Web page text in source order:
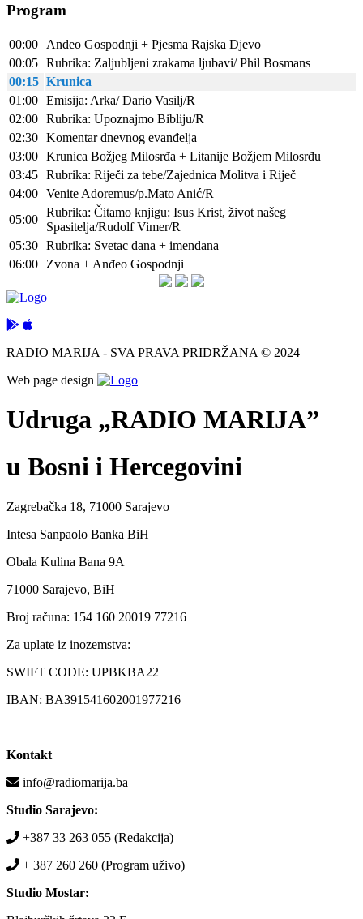
Program
00:00
Anđeo Gospodnji + Pjesma Rajska Djevo
00:05 Rubrika: Zaljubljeni zrakama ljubavi/ Phil Bosmans
00:15 Krunica
01:00 Emisija: Arka/ Dario Vasilj/R
02:00 Rubrika: Upoznajmo Bibliju/R
02:30 Komentar dnevnog evanđelja
03:00 Krunica Božjeg Milosrđa + Litanije Božjem Milosrđu
03:45 Rubrika: Riječi za tebe/Zajednica Molitva i Riječ
04:00 Venite Adoremus/p.Mato Anić/R
05:00
Rubrika: Čitamo knjigu: Isus Krist, život našeg
Spasitelja/Rudolf Vimer/R
05:30 Rubrika: Svetac dana + imendana
06:00
Zvona + Anđeo Gospodnji
RADIO MARIJA - SVA PRAVA PRIDRŽANA © 2024
Web page design
Udruga „RADIO MARIJA”
u Bosni i Hercegovini
Zagrebačka 18, 71000 Sarajevo
Intesa Sanpaolo Banka BiH
Obala Kulina Bana 9A
71000 Sarajevo, BiH
Broj računa: 154 160 20019 77216
Za uplate iz inozemstva:
SWIFT CODE: UPBKBA22
IBAN: BA391541602001977216
Kontakt
info@radiomarija.ba
Studio Sarajevo:
+387 33 263 055 (Redakcija)
+ 387 260 260 (Program uživo)
Studio Mostar: